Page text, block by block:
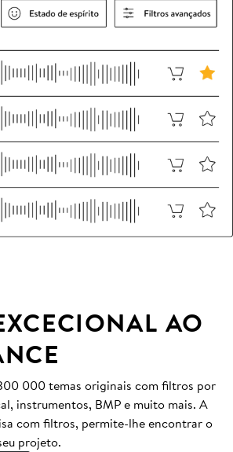
AO
000 temas originais com filtros por
instrumentos, BMP e muito mais. A
com filtros, permite-lhe encontrar o
projeto.